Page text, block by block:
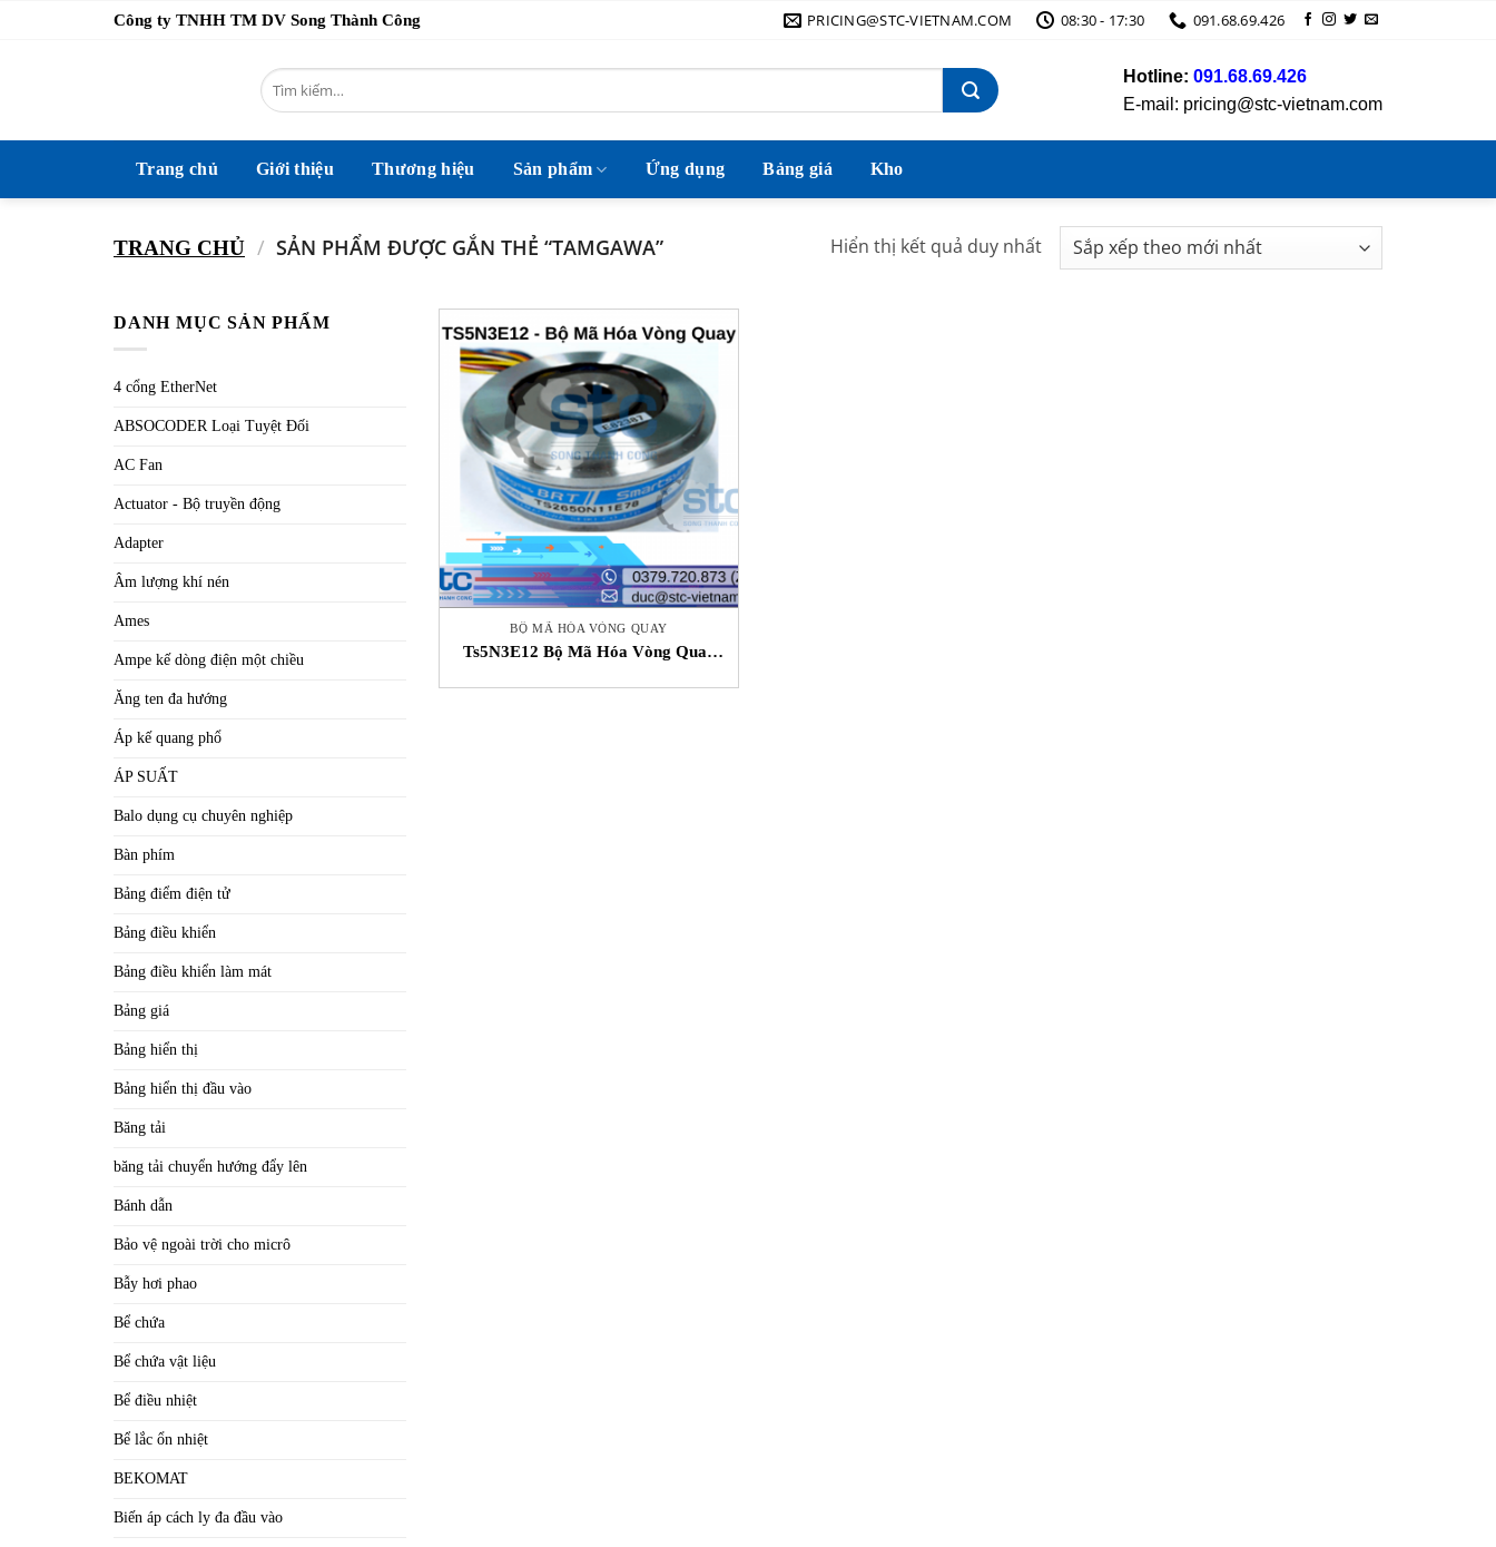
Công ty TNHH TM DV Song Thành Công PRICING@STC-VIETNAM.COM 08:30 - 17:30 091.68.69.426
Tìm
kiếm:
Hotline: 091.68.69.426
E-mail: pricing@stc-vietnam.com
Trang chủ Giới thiệu Thương hiệu Sản phẩm Ứng dụng Bảng giá Kho
TRANG CHỦ / SẢN PHẨM ĐƯỢC GẮN THẺ “TAMGAWA” Hiển thị kết quả duy nhất
DANH MỤC SẢN PHẨM
4 cổng EtherNet
ABSOCODER Loại Tuyệt Đối
AC Fan
Actuator - Bộ truyền động
Adapter
Âm lượng khí nén
Ames
Ampe kế dòng điện một chiều
Ăng ten đa hướng
Áp kế quang phổ
ÁP SUẤT
Balo dụng cụ chuyên nghiệp
Bàn phím
Bảng điểm điện tử
Bảng điều khiển
Bảng điều khiển làm mát
Bảng giá
Bảng hiển thị
Bảng hiển thị đầu vào
Băng tải
băng tải chuyển hướng đẩy lên
Bánh dẫn
Bảo vệ ngoài trời cho micrô
Bẫy hơi phao
Bể chứa
Bể chứa vật liệu
Bể điều nhiệt
Bể lắc ổn nhiệt
BEKOMAT
Biến áp cách ly đa đầu vào
BỘ MÃ HÓA VÒNG QUAY
Ts5N3E12 Bộ Mã Hóa Vòng Quay